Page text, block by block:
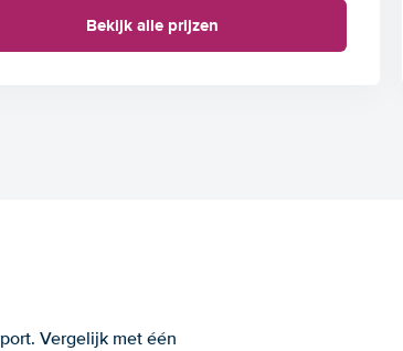
Bekijk alle prijzen
Vergelijk met één